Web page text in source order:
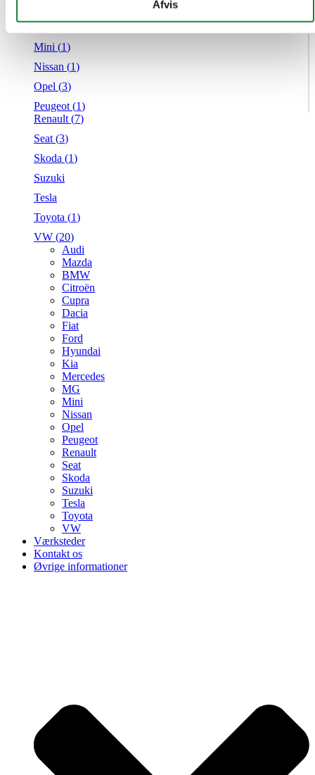
givet dem, eller som de har indsamlet fra din brug af deres
tjenester.
Afvis
Mini (1)
Nissan (1)
Opel (3)
Peugeot (1)
Renault (7)
Seat (3)
Skoda (1)
Suzuki
Tesla
Toyota (1)
VW (20)
Audi
Mazda
BMW
Citroën
Cupra
Dacia
Fiat
Ford
Hyundai
Kia
Mercedes
MG
Mini
Nissan
Opel
Peugeot
Renault
Seat
Skoda
Suzuki
Tesla
Toyota
VW
Værksteder
Kontakt os
Øvrige informationer